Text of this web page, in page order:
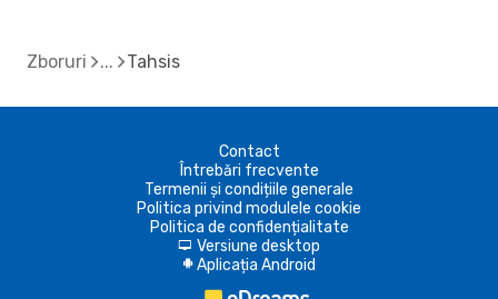
Zboruri Tahsis
Contact
Întrebări frecvente
Termenii și condițiile generale
Politica privind modulele cookie
Politica de confidențialitate
d Versiune desktop
A Aplicația Android